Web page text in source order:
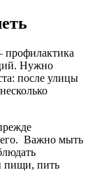
профилактика
Нужно
после улицы
его. Важно мыть
пищи, пить